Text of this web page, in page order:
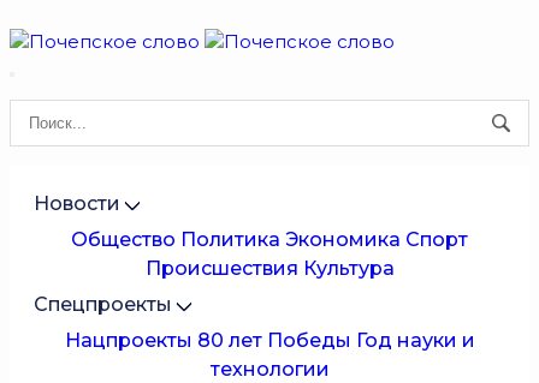
Новости
Общество Политика Экономика Спорт
Происшествия Культура
Спецпроекты
Нацпроекты 80 лет Победы Год науки и
технологии